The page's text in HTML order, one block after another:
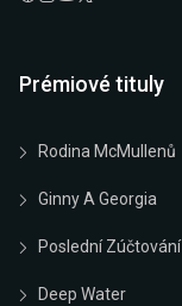
Prémiové tituly
Rodina McMullenů
Ginny A Georgia
Poslední Zúčtování
Deep Water